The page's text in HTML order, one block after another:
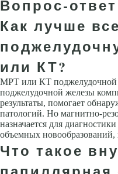
Вопрос-ответ
Как лучше
или КТ?
МРТ или КТ
поджелудочной железы
результаты, помогает
патологий. Но магнитно-
назначается для
объемных
Что такое